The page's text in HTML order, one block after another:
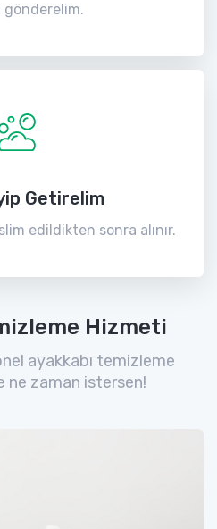
gönderelim.
Getirelim
edildikten sonra alınır.
Hizmeti
ayakkabı temizleme
ne zaman istersen!